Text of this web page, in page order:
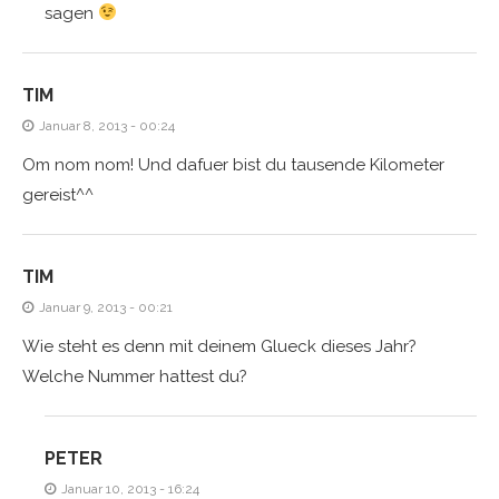
sagen
TIM
Januar 8, 2013 - 00:24
Om nom nom! Und dafuer bist du tausende Kilometer
gereist^^
TIM
Januar 9, 2013 - 00:21
Wie steht es denn mit deinem Glueck dieses Jahr?
Welche Nummer hattest du?
PETER
Januar 10, 2013 - 16:24